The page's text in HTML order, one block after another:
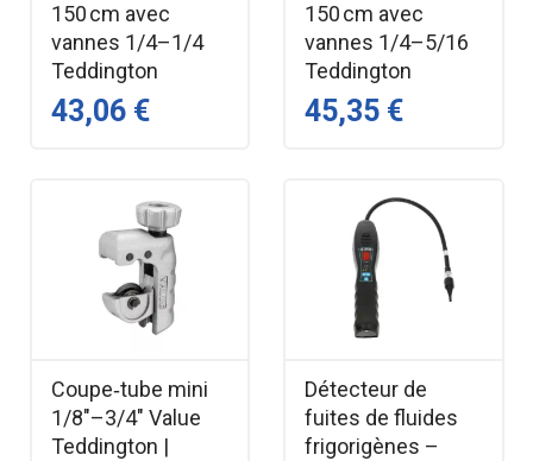
150 cm avec
vannes 1/4–1/4
Teddington
43,06 €
150 cm avec
vannes 1/4–5/16
Teddington
45,35 €
Coupe‑tube mini
1/8"–3/4" Value
Teddington |
Détecteur de
fuites de fluides
frigorigènes –